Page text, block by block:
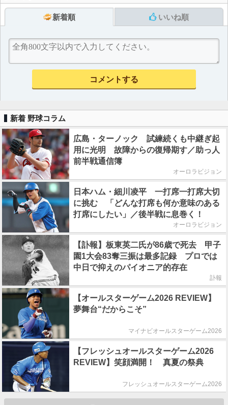
新着順 いいね順
新着 野球コラム
広島・ターノック 試練続くも中継ぎ起
用に光明 故障からの復帰期す／助っ人
前半戦通信簿
オーロラビジョン
日本ハム・細川凌平 一打席一打席大切
に挑む 「どんな打席も何か意味のある
打席にしたい」／後半戦に息巻く！
オーロラビジョン
【訃報】板東英二氏が86歳で死去 甲子
園1大会83奪三振は最多記録 プロでは
中日で抑えのパイオニア的存在
訃報
【オールスターゲーム2026 REVIEW】
夢舞台“だからこそ”
マイナビオールスターゲーム2026
【フレッシュオールスターゲーム2026
REVIEW】笑顔満開！ 真夏の祭典
フレッシュオールスターゲーム2026